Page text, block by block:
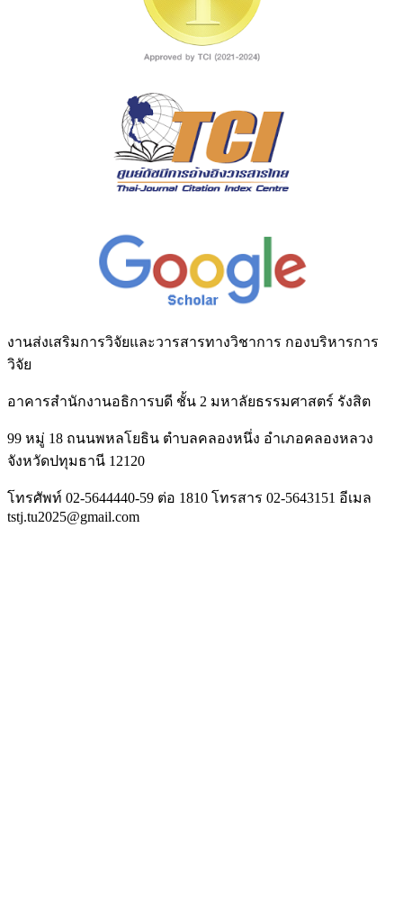
งานส่งเสริมการวิจัยและวารสารทางวิชาการ กองบริหารการ
วิจัย
อาคารสำนักงานอธิการบดี ชั้น 2 มหาลัยธรรมศาสตร์ รังสิต
99 หมู่ 18 ถนนพหลโยธิน ตำบลคลองหนึ่ง อำเภอคลองหลวง
จังหวัดปทุมธานี 12120
โทรศัพท์ 02-5644440-59 ต่อ 1810 โทรสาร 02-5643151 อีเมล
tstj.tu2025@gmail.com